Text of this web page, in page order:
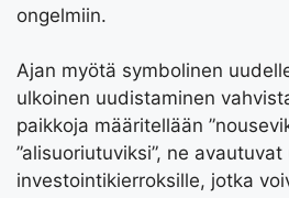
ongelmiin.
Ajan myötä symbolinen
ulkoinen uudistaminen
paikkoja määritellään
”alisuoriutuviksi”, ne avautuvat
investointikierroksille, jotka